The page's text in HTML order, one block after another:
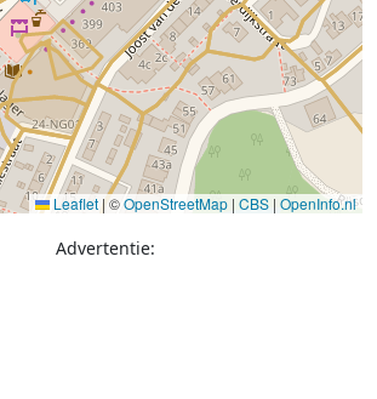
Leaflet | ©OpenStreetMap | CBS | OpenInfo.nl
Advertentie: